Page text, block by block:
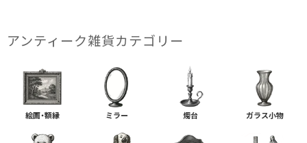
アンティーク雑貨カテゴリー
絵画・額縁 ミラー 燭台 ガラス小物